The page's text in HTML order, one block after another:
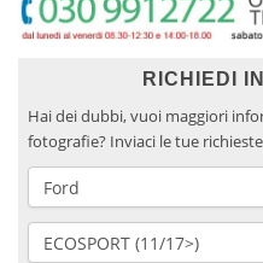
RICHIEDI
Hai dei dubbi, vuoi maggiori
fotografie? Inviaci le tue